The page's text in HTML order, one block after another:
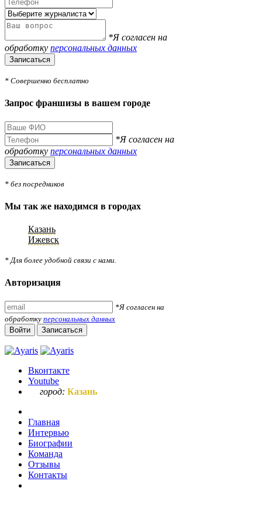
*Я согласен на
обработку персональных данных
Записаться
* Совершенно бесплатно
Запрос франшизы в вашем городе
*Я согласен на
обработку персональных данных
Записаться
* без посредников
Мы так же находимся в городах
Казань
Ижевск
* Для более удобной связи с нами.
Авторизация
*Я согласен на
обработку персональных данных
Войти
Записаться
Вконтакте
Youtube
город: Казань
Главная
Интервью
Биографии
Команда
Отзывы
Контакты